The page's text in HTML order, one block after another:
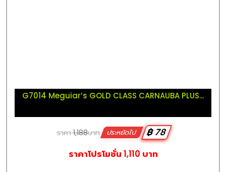
G7014 Meguiar’s GOLD CLASS CARNAUBA PLUS...
ราคา1,188บาท ประหยัดไป
฿ 78
ราคาโปรโมชั่น 1,110 บาท